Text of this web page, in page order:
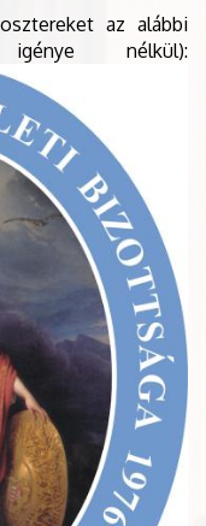
az alábbi
nélkül):